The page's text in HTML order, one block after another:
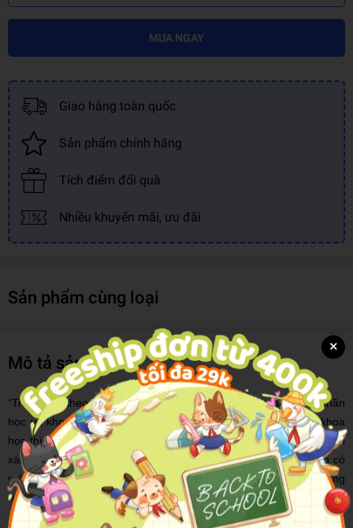
MUA NGAY
Giao hàng toàn quốc
Sản phẩm chính hãng
Tích điểm đổi quà
Nhiều khuyến mãi, ưu đãi
Sản phẩm cùng loại
Mô tả sản phẩm
“Triết học”, theo Bertrand Russell, là thứ gì đó trung gian giữa thần
học và khoa học. Nếu tất cả tri thức minh xác đều thuộc về khoa
học thì hết thảy giáo điều dạy dỗ những gì vượt quá tri thức minh
xác đều thuộc về thần học. Và giữa thần học và khoa học còn có
một Bãi Hoang, dễ hứng chịu công kích từ cả hai phía; Bãi Hoang
này chính là triết học.
×